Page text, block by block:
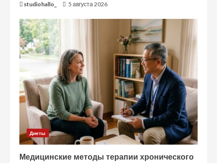
studiohallo_ 5 августа 2026
Диеты
Медицинские методы терапии хронического